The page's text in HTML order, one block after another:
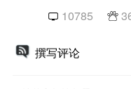
10785
撰写评论